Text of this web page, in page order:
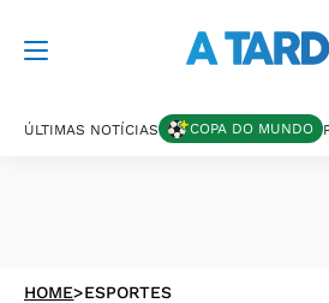
ÚLTIMAS NOTÍCIAS COPA DO MUNDO
HOME>ESPORTES